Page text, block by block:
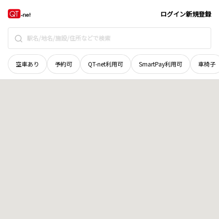
ログイン新規登録
空車あり 予約可 QT-net利用可 SmartPay利用可 車椅子
青森県